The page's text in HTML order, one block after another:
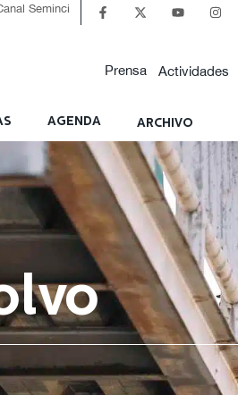
Seminci
Prensa Actividades
AGENDA ARCHIVO